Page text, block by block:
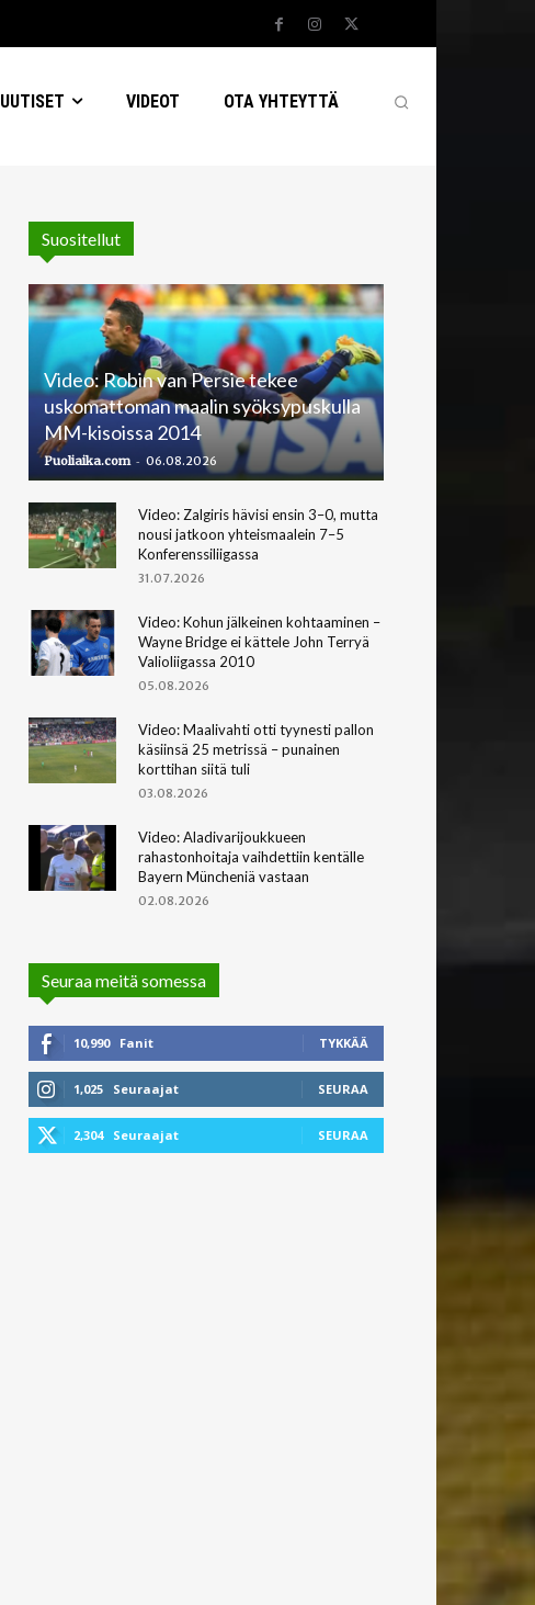
UUTISET VIDEOT OTA YHTEYTTÄ
Suositellut
Video: Robin van Persie tekee
uskomattoman maalin syöksypuskulla
MM-kisoissa 2014
Puoliaika.com - 06.08.2026
Video: Zalgiris hävisi ensin 3–0, mutta
nousi jatkoon yhteismaalein 7–5
Konferenssiliigassa
31.07.2026
Video: Kohun jälkeinen kohtaaminen –
Wayne Bridge ei kättele John Terryä
Valioliigassa 2010
05.08.2026
Video: Maalivahti otti tyynesti pallon
käsiinsä 25 metrissä – punainen
korttihan siitä tuli
03.08.2026
Video: Aladivarijoukkueen
rahastonhoitaja vaihdettiin kentälle
Bayern Müncheniä vastaan
02.08.2026
Seuraa meitä somessa
10,990 Fanit TYKKÄÄ
1,025 Seuraajat SEURAA
2,304 Seuraajat SEURAA